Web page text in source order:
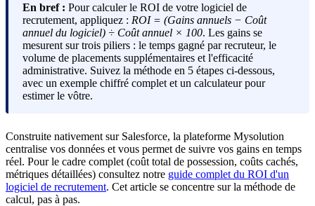
En bref : Pour calculer le ROI de votre logiciel de
recrutement, appliquez : ROI = (Gains annuels − Coût
annuel du logiciel) ÷ Coût annuel × 100. Les gains se
mesurent sur trois piliers : le temps gagné par recruteur, le
volume de placements supplémentaires et l'efficacité
administrative. Suivez la méthode en 5 étapes ci-dessous,
avec un exemple chiffré complet et un calculateur pour
estimer le vôtre.
Construite nativement sur Salesforce, la plateforme Mysolution
centralise vos données et vous permet de suivre vos gains en temps
réel. Pour le cadre complet (coût total de possession, coûts cachés,
métriques détaillées) consultez notre guide complet du ROI d'un
logiciel de recrutement. Cet article se concentre sur la méthode de
calcul, pas à pas.